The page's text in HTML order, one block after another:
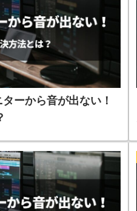
ーから音が出ない！